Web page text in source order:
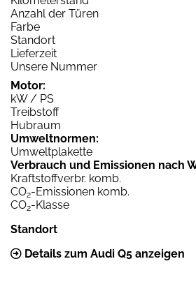
Anzahl der Türen
Farbe
Standort
Lieferzeit
Unsere Nummer
Motor:
kW / PS
Treibstoff
Hubraum
Umweltnormen:
Umweltplakette
Verbrauch und Emissionen nach
Kraftstoffverbr. komb.
CO2-Emissionen komb.
CO2-Klasse
Standort
Details zum Audi Q5 anzeigen